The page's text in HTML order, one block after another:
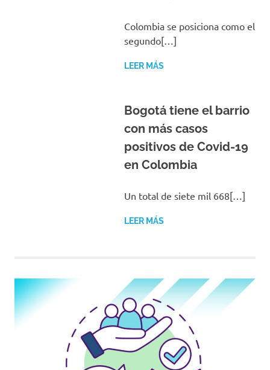
Colombia se posiciona como el
segundo[…]
LEER MÁS
Bogotá tiene el barrio
con más casos
positivos de Covid-19
en Colombia
Un total de siete mil 668[…]
LEER MÁS